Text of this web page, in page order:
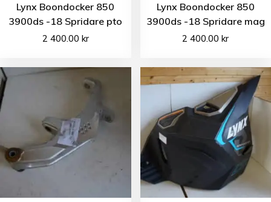
Lynx Boondocker 850
3900ds -18 Spridare pto
2 400.00 kr
Lynx Boondocker 850
3900ds -18 Spridare mag
2 400.00kr